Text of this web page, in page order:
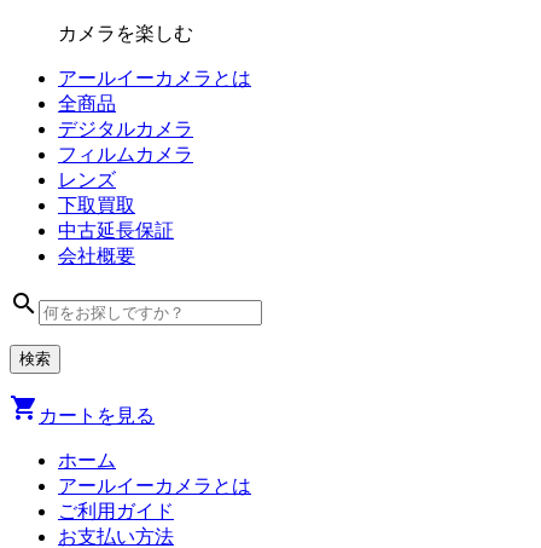
カメラを楽しむ
アールイーカメラとは
全商品
デジタルカメラ
フィルム カメラ
レンズ
下取買取
中古延長保証
会社概要
search
shopping_cart カートを見る
ホーム
アールイーカメラとは
ご利用ガイド
お支払い方法